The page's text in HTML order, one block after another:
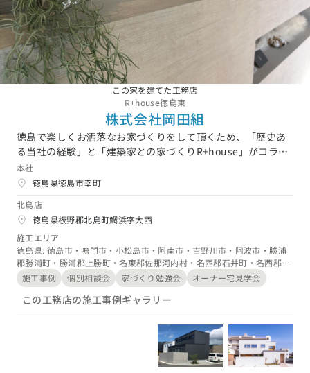
新潟県 (3)富山県 (1) 石川県 (0) 福井県 (0)山梨県 (4)
東海エリア
愛知県 (8)岐阜県 (13)静岡県 (11)
関西エリア
京都府 (0)滋賀県 (0)
中国エリア
広島県 (1)岡山県 (3) 鳥取県 (6)島根県 (6)山口県 (2)
四国エリア
香川県 (0)
九州・沖縄エリア
福岡県 (6)佐賀県 (1)長崎県 (0)熊本県 (3)大分県 (4)宮崎県 (1)
鹿児島県 (1)沖縄県 (2)
この家を建てた工務店
R+house徳島東
株式会社岡田組
徳島で楽しくお洒落なお家づくりをして頂くため、「歴史あ
る当社の経験」と「建築家との家づくりR+house」がコラボ
し、お客様の安心の家づくりをサポートいたします。お客様
ごとに異なるご要望やライフタイルをアトリエ建築家がデザ
インし、未来志向の性能を確保した住宅をカタチにしていま
す。お客様の「個性」をカタチにし「賢く(お得に)」後悔の
ないお家づくりにして頂くため、スタッフ及び建築家が「楽
しく」サポートさせて頂きますので、ぜひ気軽にお声がけ下
さい！
本社
徳島県徳島市幸町
北島店
徳島県板野郡北島町鯛浜字大西
施工エリア
徳島県: 徳島市・鳴門市・小松島市・阿南市・吉野川市・阿波市・勝浦
郡勝浦町・勝浦郡上勝町・名東郡佐那河内村・名西郡石井町・名西郡神
山町・板野郡松茂町・板野郡北島町・板野郡藍住町・板野郡板野町・板
野郡上板町
施工事例 個別相談会 家づくり勉強会 オーナー宅見学会
この工務店の施工事例ギャラリー